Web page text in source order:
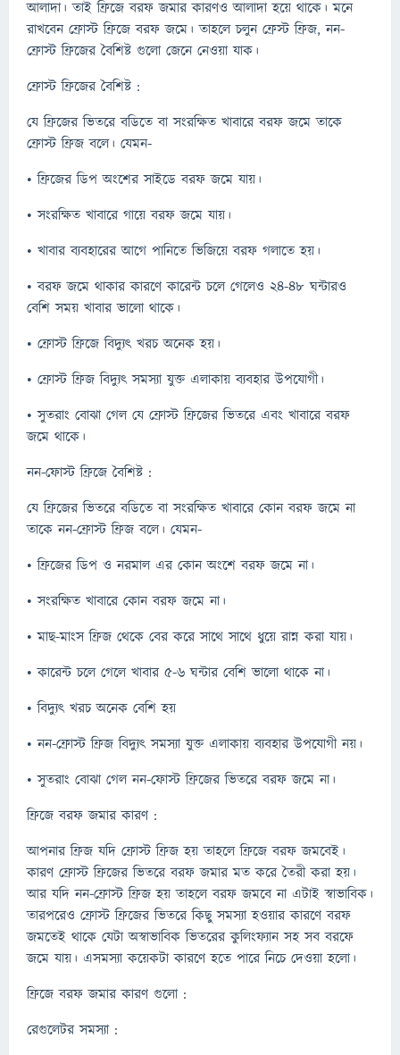
আলাদা। তাই ফ্রিজে বরফ জমার কারণও আলাদা হয়ে থাকে। মনে
রাখবেন ফ্রোস্ট ফ্রিজে বরফ জমে। তাহলে চলুন ফ্রেস্ট ফ্রিজ, নন-
ফ্রোস্ট ফ্রিজের বৈশিষ্ট গুলো জেনে নেওয়া যাক।
ফ্রোস্ট ফ্রিজের বৈশিষ্ট :
যে ফ্রিজের ভিতরে বডিতে বা সংরক্ষিত খাবারে বরফ জমে তাকে
ফ্রোস্ট ফ্রিজ বলে। যেমন-
• ফ্রিজের ডিপ অংশের সাইডে বরফ জমে যায়।
• সংরক্ষিত খাবারে গায়ে বরফ জমে যায়।
• খাবার ব্যবহারের আগে পানিতে ভিজিয়ে বরফ গলাতে হয়।
• বরফ জমে থাকার কারণে কারেন্ট চলে গেলেও ২৪-৪৮ ঘন্টারও
বেশি সময় খাবার ভালো থাকে।
• ফ্রোস্ট ফ্রিজে বিদ্যুৎ খরচ অনেক হয়।
• ফ্রোস্ট ফ্রিজ বিদ্যুৎ সমস্যা যুক্ত এলাকায় ব্যবহার উপযোগী।
• সুতরাং বোঝা গেল যে ফ্রোস্ট ফ্রিজের ভিতরে এবং খাবারে বরফ
জমে থাকে।
নন-ফোস্ট ফ্রিজে বৈশিষ্ট :
যে ফ্রিজের ভিতরে বডিতে বা সংরক্ষিত খাবারে কোন বরফ জমে না
তাকে নন-ফ্রোস্ট ফ্রিজ বলে। যেমন-
• ফ্রিজের ডিপ ও নরমাল এর কোন অংশে বরফ জমে না।
• সংরক্ষিত খাবারে কোন বরফ জমে না।
• মাছ-মাংস ফ্রিজ থেকে বের করে সাথে সাথে ধুয়ে রান্ন করা যায়।
• কারেন্ট চলে গেলে খাবার ৫-৬ ঘন্টার বেশি ভালো থাকে না।
• বিদ্যুৎ খরচ অনেক বেশি হয়
• নন-ফ্রোস্ট ফ্রিজ বিদ্যুৎ সমস্যা যুক্ত এলাকায় ব্যবহার উপযোগী নয়।
• সুতরাং বোঝা গেল নন-ফোস্ট ফ্রিজের ভিতরে বরফ জমে না।
ফ্রিজে বরফ জমার কারণ :
আপনার ফ্রিজ যদি ফ্রোস্ট ফ্রিজ হয় তাহলে ফ্রিজে বরফ জমবেই।
কারণ ফ্রোস্ট ফ্রিজের ভিতরে বরফ জমার মত করে তৈরী করা হয়।
আর যদি নন-ফ্রোস্ট ফ্রিজ হয় তাহলে বরফ জমবে না এটাই স্বাভাবিক।
তারপরেও ফ্রোস্ট ফ্রিজের ভিতরে কিছু সমস্যা হওয়ার কারণে বরফ
জমতেই থাকে যেটা অস্বাভাবিক ভিতরের কুলিংফ্যান সহ সব বরফে
জমে যায়। এসমস্যা কয়েকটা কারণে হতে পারে নিচে দেওয়া হলো।
ফ্রিজে বরফ জমার কারণ গুলো :
রেগুলেটর সমস্যা :